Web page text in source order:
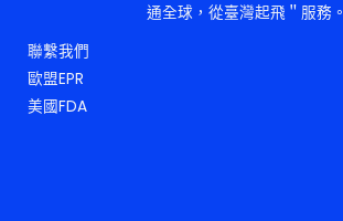
通全球，從臺灣起飛＂服務。
聯繫我們
歐盟EPR
美國FDA